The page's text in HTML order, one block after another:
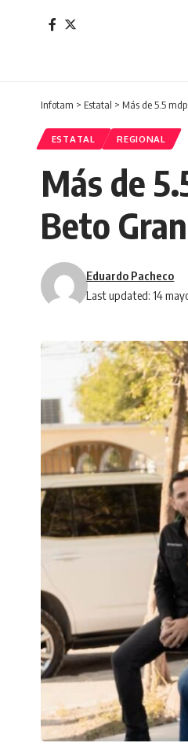
Infotam > Estatal > Más de 5.5
ESTATAL REGIONAL
Más de
Beto
Last updated: 14
Eduardo Pacheco